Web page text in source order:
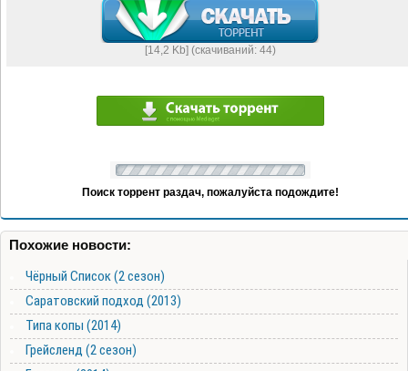
[14,2 Kb] (cкачиваний: 44)
Поиск торрент раздач, пожалуйста подождите!
Похожие новости:
Чёрный Список (2 сезон)
Саратовский подход (2013)
Типа копы (2014)
Грейсленд (2 сезон)